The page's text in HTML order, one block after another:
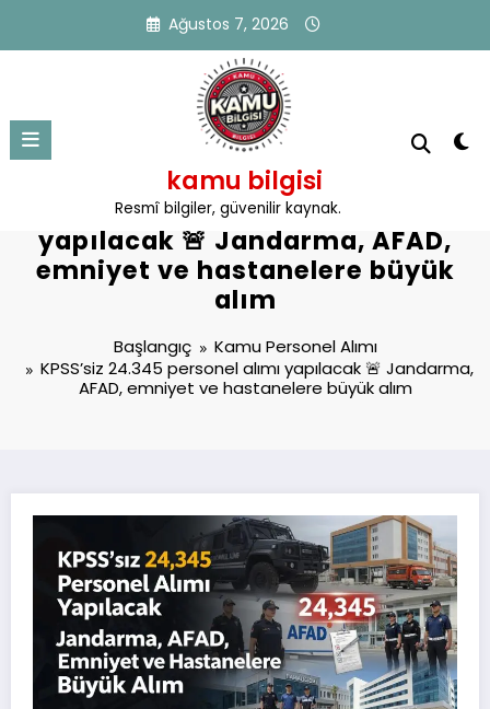
Ağustos 7, 2026
kamu bilgisi
Resmî bilgiler, güvenilir kaynak.
KPSS’siz 24.345 personel alımı
yapılacak 🚨 Jandarma, AFAD,
emniyet ve hastanelere büyük
alım
Başlangıç
Kamu Personel Alımı
KPSS’siz 24.345 personel alımı yapılacak 🚨 Jandarma,
AFAD, emniyet ve hastanelere büyük alım